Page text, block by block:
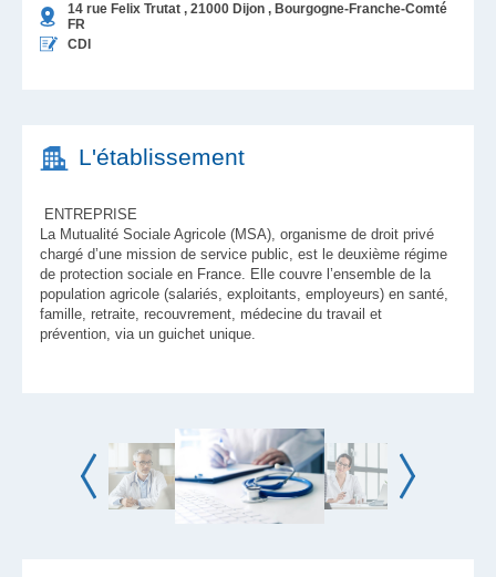
14 rue Felix Trutat , 21000 Dijon , Bourgogne-Franche-Comté
FR
CDI
L'établissement
ENTREPRISE
La Mutualité Sociale Agricole (MSA), organisme de droit privé
chargé d’une mission de service public, est le deuxième régime
de protection sociale en France. Elle couvre l’ensemble de la
population agricole (salariés, exploitants, employeurs) en santé,
famille, retraite, recouvrement, médecine du travail et
prévention, via un guichet unique.